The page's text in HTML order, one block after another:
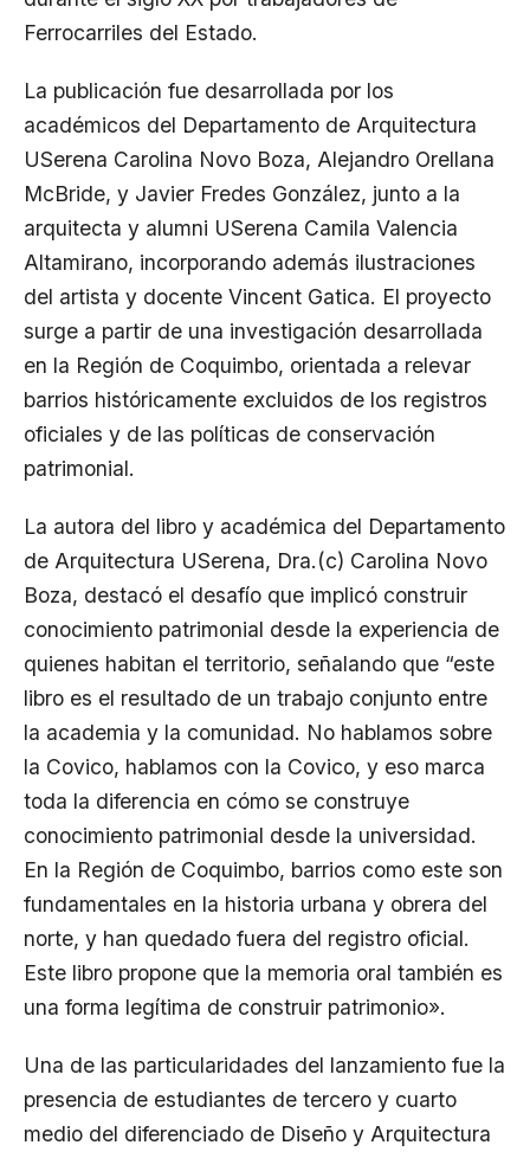
Ferrocarriles del Estado.
La publicación fue desarrollada por los
académicos del Departamento de Arquitectura
USerena Carolina Novo Boza, Alejandro Orellana
McBride, y Javier Fredes González, junto a la
arquitecta y alumni USerena Camila Valencia
Altamirano, incorporando además ilustraciones
del artista y docente Vincent Gatica. El proyecto
surge a partir de una investigación desarrollada
en la Región de Coquimbo, orientada a relevar
barrios históricamente excluidos de los registros
oficiales y de las políticas de conservación
patrimonial.
La autora del libro y académica del Departamento
de Arquitectura USerena, Dra.(c) Carolina Novo
Boza, destacó el desafío que implicó construir
conocimiento patrimonial desde la experiencia de
quienes habitan el territorio, señalando que “este
libro es el resultado de un trabajo conjunto entre
la academia y la comunidad. No hablamos sobre
la Covico, hablamos con la Covico, y eso marca
toda la diferencia en cómo se construye
conocimiento patrimonial desde la universidad.
En la Región de Coquimbo, barrios como este son
fundamentales en la historia urbana y obrera del
norte, y han quedado fuera del registro oficial.
Este libro propone que la memoria oral también es
una forma legítima de construir patrimonio».
Una de las particularidades del lanzamiento fue la
presencia de estudiantes de tercero y cuarto
medio del diferenciado de Diseño y Arquitectura